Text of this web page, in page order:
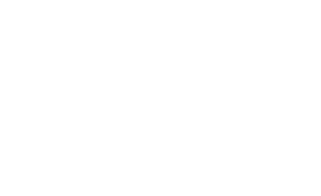
entlang des
Porto weiterfahren. Machen
und spüren Sie selbst, was es
die Emotionen von Portugal zu